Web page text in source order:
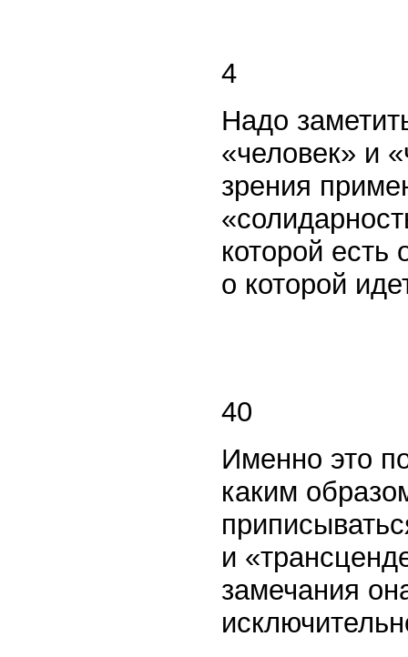
4
Надо
«человек» и
зрения
которой есть
о которой
40
Именно это
каким
и
замечания